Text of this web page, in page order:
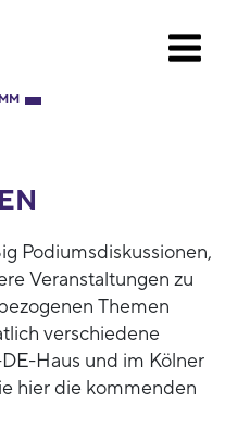
Podiumsdiskussionen,
Veranstaltungen zu
Themen
verschiedene
Haus und im Kölner
hier die kommenden